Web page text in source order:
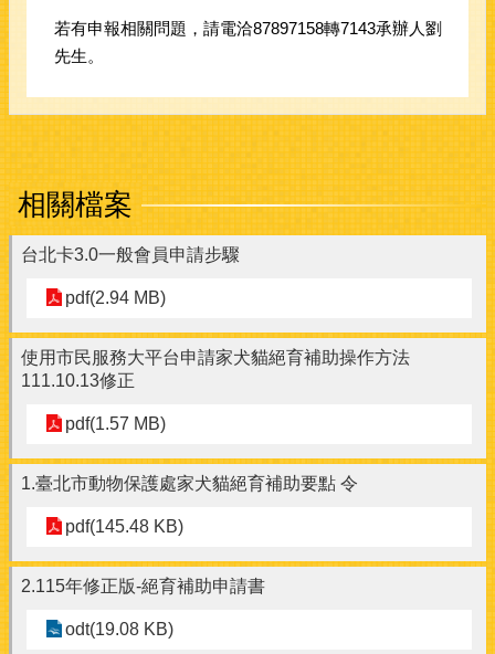
若有申報相關問題，請電洽87897158轉7143承辦人劉
先生。
相關檔案
台北卡3.0一般會員申請步驟
pdf(2.94 MB)
使用市民服務大平台申請家犬貓絕育補助操作方法
111.10.13修正
pdf(1.57 MB)
1.臺北市動物保護處家犬貓絕育補助要點 令
pdf(145.48 KB)
2.115年修正版-絕育補助申請書
odt(19.08 KB)